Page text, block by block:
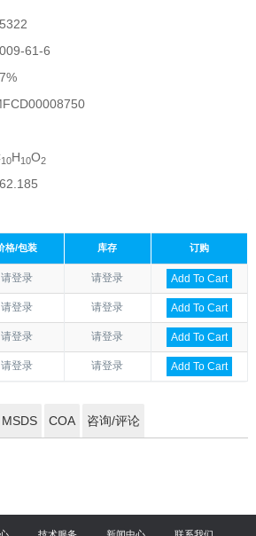
61-6
10H10O2
格/包装 库存 订购
请登录 请登录 Add To Cart
请登录 请登录 Add To Cart
请登录 请登录 Add To Cart
请登录 请登录 Add To Cart
MSDS COA 咨询/评论